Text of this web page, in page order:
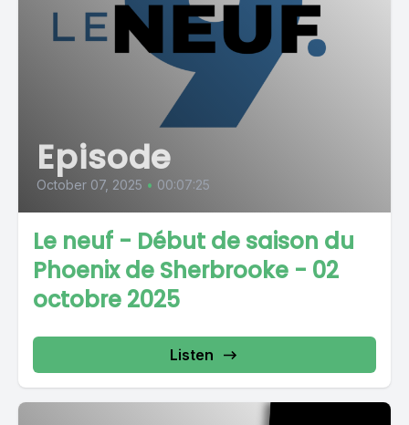
Episode
October 07, 2025 • 00:07:25
Le neuf - Début de saison du
Phoenix de Sherbrooke - 02
octobre 2025
Listen